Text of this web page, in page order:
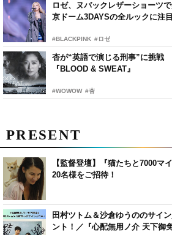
ロゼ、ヌバックレザーショーツ
京ドーム3DAYSの全ルックに注目
#BLACKPINK #ロゼ
杏が“英語で演じる刑事”に挑戦
『BLOOD & SWEAT』
#WOWOW #杏
PRESENT
【監督登壇】『猫たちと7000マ
20名様をご招待！
田村ツトム＆沙倉ゆうののサイ
ント！／『心配無用ノ介 天下御免